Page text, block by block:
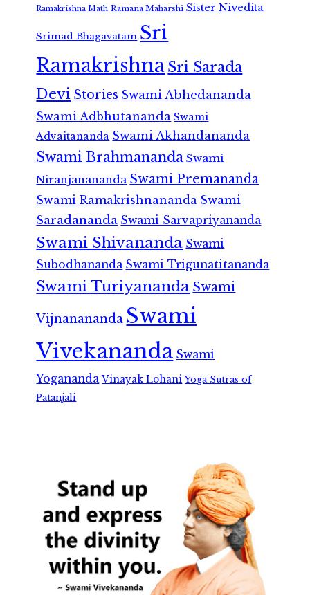
Ramakrishna Math Ramana Maharshi Sister Nivedita
Srimad Bhagavatam Sri
RamakrishnaSri Sarada
Devi Stories Swami Abhedananda
Swami Adbhutananda Swami
Advaitananda Swami Akhandananda
Swami Brahmananda Swami
Niranjanananda Swami Premananda
Swami Ramakrishnananda Swami
Saradananda Swami Sarvapriyananda
Swami Shivananda Swami
Subodhananda Swami Trigunatitananda
Swami Turiyananda Swami
Vijnanananda Swami
Vivekananda Swami
Yogananda Vinayak Lohani Yoga Sutras of
Patanjali